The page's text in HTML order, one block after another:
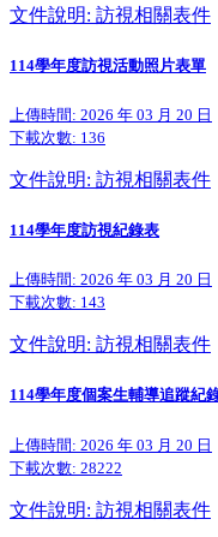
文件說明: 訪視相關表件
114學年度訪視活動照片表單
上傳時間: 2026 年 03 月 20 日
下載次數: 136
文件說明: 訪視相關表件
114學年度訪視紀錄表
上傳時間: 2026 年 03 月 20 日
下載次數: 143
文件說明: 訪視相關表件
114學年度個案生輔導追蹤紀
上傳時間: 2026 年 03 月 20 日
下載次數: 28222
文件說明: 訪視相關表件